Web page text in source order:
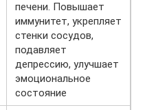
печени. Повышает
иммунитет, укрепляет
стенки сосудов,
подавляет
депрессию, улучшает
эмоциональное
состояние